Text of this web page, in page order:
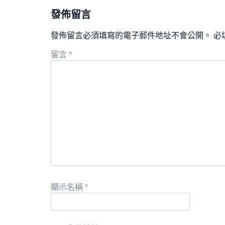
發佈留言
發佈留言必須填寫的電子郵件地址不會公開。 必
留言 *
顯示名稱 *